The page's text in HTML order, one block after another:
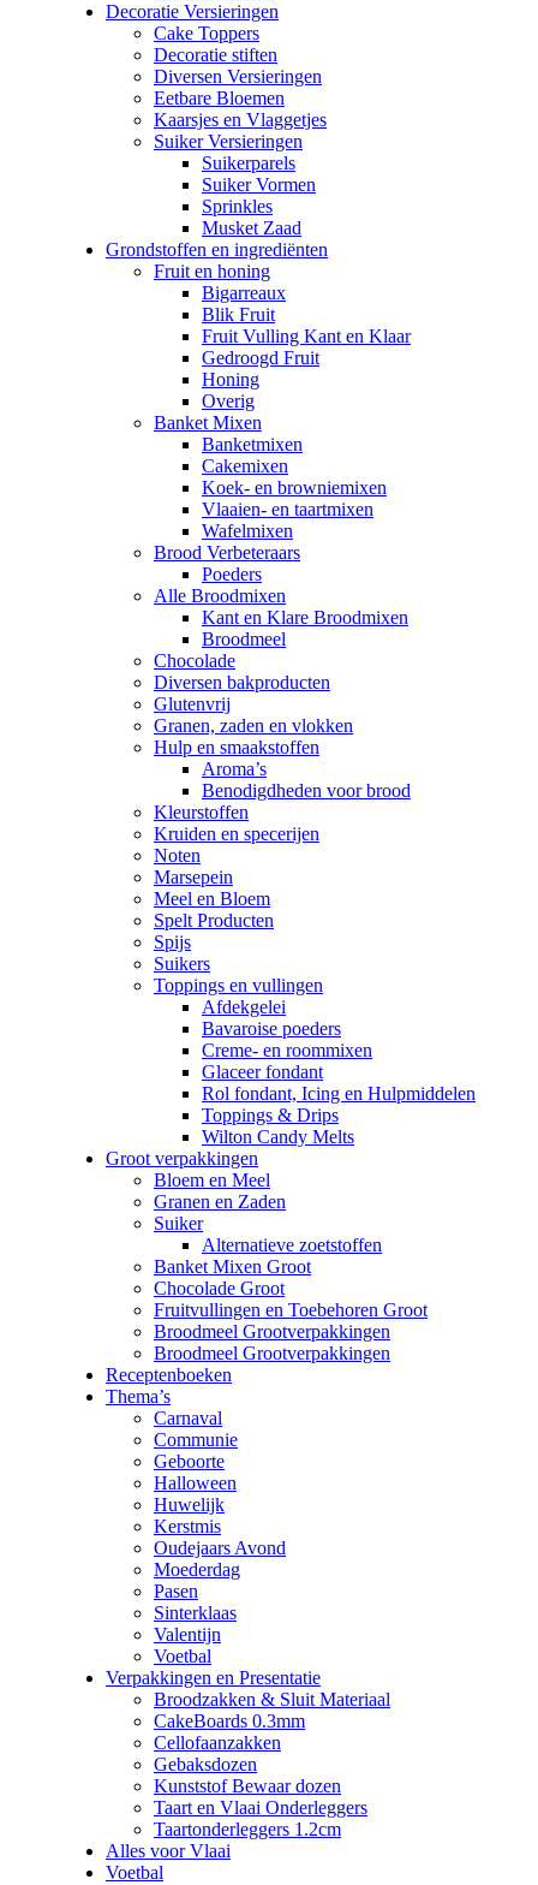
Decoratie Versieringen
Cake Toppers
Decoratie stiften
Diversen Versieringen
Eetbare Bloemen
Kaarsjes en Vlaggetjes
Suiker Versieringen
Suikerparels
Suiker Vormen
Sprinkles
Musket Zaad
Grondstoffen en ingrediënten
Fruit en honing
Bigarreaux
Blik Fruit
Fruit Vulling Kant en Klaar
Gedroogd Fruit
Honing
Overig
Banket Mixen
Banketmixen
Cakemixen
Koek- en browniemixen
Vlaaien- en taartmixen
Wafelmixen
Brood Verbeteraars
Poeders
Alle Broodmixen
Kant en Klare Broodmixen
Broodmeel
Chocolade
Diversen bakproducten
Glutenvrij
Granen, zaden en vlokken
Hulp en smaakstoffen
Aroma’s
Benodigdheden voor brood
Kleurstoffen
Kruiden en specerijen
Noten
Marsepein
Meel en Bloem
Spelt Producten
Spijs
Suikers
Toppings en vullingen
Afdekgelei
Bavaroise poeders
Creme- en roommixen
Glaceer fondant
Rol fondant, Icing en Hulpmiddelen
Toppings & Drips
Wilton Candy Melts
Groot verpakkingen
Bloem en Meel
Granen en Zaden
Suiker
Alternatieve zoetstoffen
Banket Mixen Groot
Chocolade Groot
Fruitvullingen en Toebehoren Groot
Broodmeel Grootverpakkingen
Broodmeel Grootverpakkingen
Receptenboeken
Thema’s
Carnaval
Communie
Geboorte
Halloween
Huwelijk
Kerstmis
Oudejaars Avond
Moederdag
Pasen
Sinterklaas
Valentijn
Voetbal
Verpakkingen en Presentatie
Broodzakken & Sluit Materiaal
CakeBoards 0.3mm
Cellofaanzakken
Gebaksdozen
Kunststof Bewaar dozen
Taart en Vlaai Onderleggers
Taartonderleggers 1.2cm
Alles voor Vlaai
Voetbal